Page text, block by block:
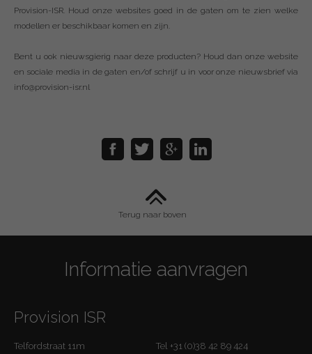
Provision-ISR. Houd onze websites goed in de gaten om te zien welke
modellen er beschikbaar komen en zijn.
Bent u ook nieuwsgierig naar deze producten? Houd dan onze website
en sociale media in de gaten en/of schrijf u in voor onze nieuwsbrief via
info@provision-isr.nl
Terug naar boven
Informatie aanvragen
Provision ISR
Telfordstraat 11m Tel +31 (0)38 42 89 424